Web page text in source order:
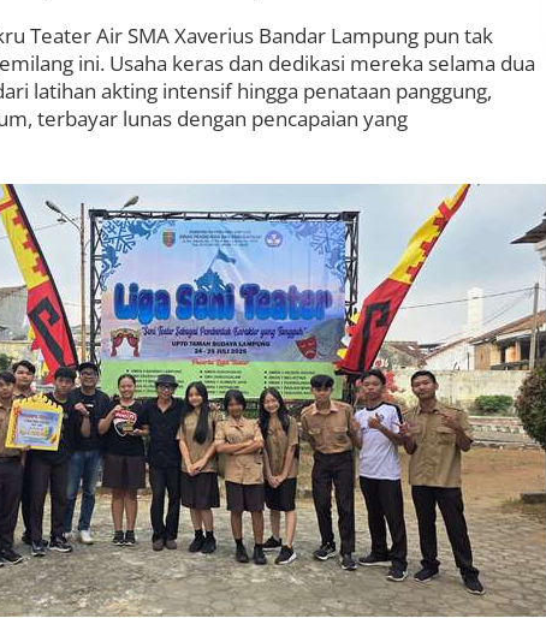
u
t
P
e
r
n
a
Teater Air SMA Xaverius Bandar Lampung pun tak
ini. Usaha keras dan dedikasi mereka selama dua
latihan akting intensif hingga penataan panggung,
terbayar lunas dengan pencapaian yang